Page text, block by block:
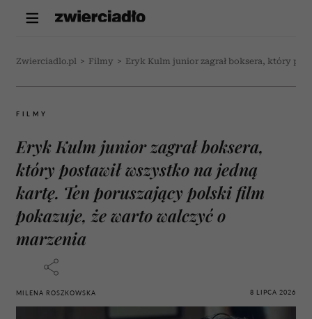
Zwierciadlo.pl > Filmy > Eryk Kulm junior zagrał boksera, który
FILMY
Eryk Kulm junior zagrał boksera,
który postawił wszystko na jedną
kartę. Ten poruszający polski film
pokazuje, że warto walczyć o
marzenia
MILENA ROSZKOWSKA 8 LIPCA 2026